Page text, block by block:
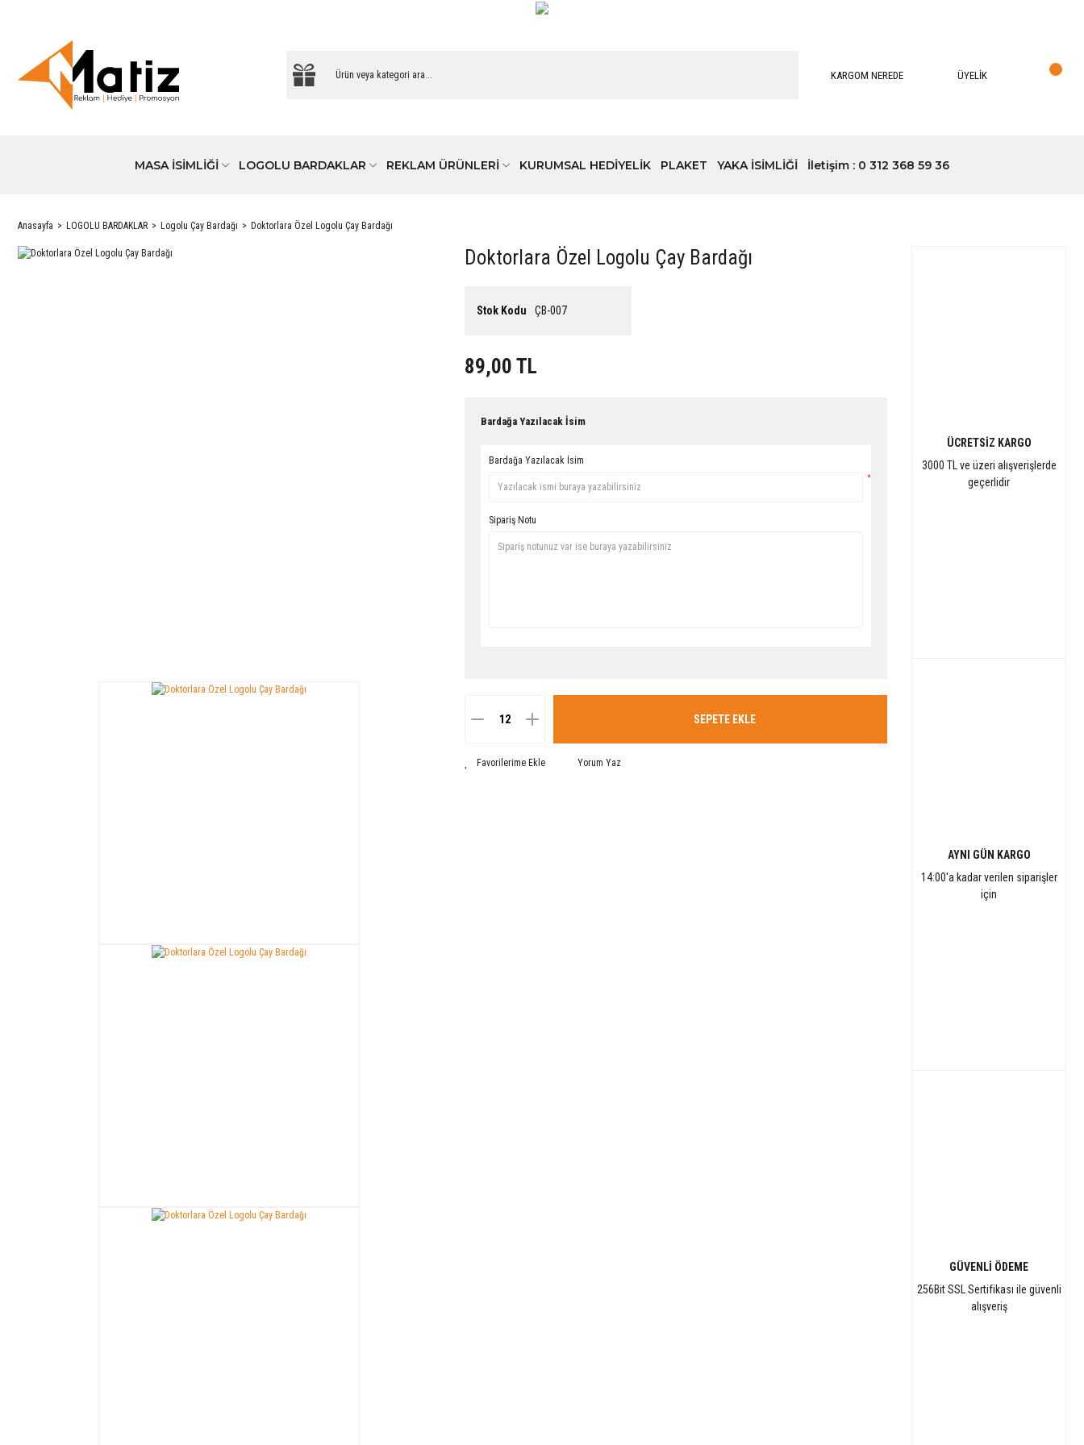
KARGOM NEREDE ÜYELİK
MASA İSİMLİĞİ LOGOLU BARDAKLAR REKLAM ÜRÜNLERİ KURUMSAL HEDİYELİK PLAKET YAKA İSİMLİĞİ İletişim : 0 312 368 59 36
Anasayfa LOGOLU BARDAKLAR Logolu Çay Bardağı Doktorlara Özel Logolu Çay Bardağı
Doktorlara Özel Logolu Çay Bardağı
Stok Kodu ÇB-007
89,00 TL
Bardağa Yazılacak İsim
Bardağa Yazılacak İsim
*
Sipariş Notu
SEPETE EKLE
Yorum Yaz
ÜCRETSİZ KARGO
3000 TL ve üzeri alışverişlerde
geçerlidir
AYNI GÜN KARGO
14:00'a kadar verilen siparişler
için
GÜVENLİ ÖDEME
256Bit SSL Sertifikası ile güvenli
alışveriş